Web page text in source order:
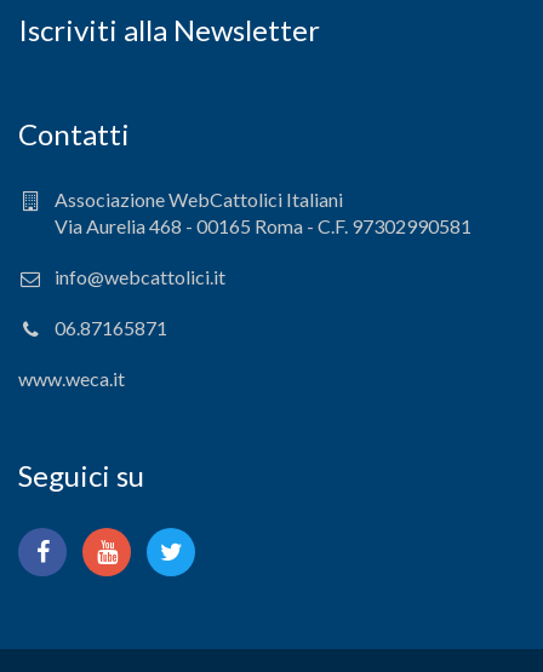
Iscriviti alla Newsletter
Contatti
Associazione WebCattolici Italiani
Via Aurelia 468 - 00165 Roma - C.F. 97302990581
info@webcattolici.it
06.87165871
www.weca.it
Seguici su